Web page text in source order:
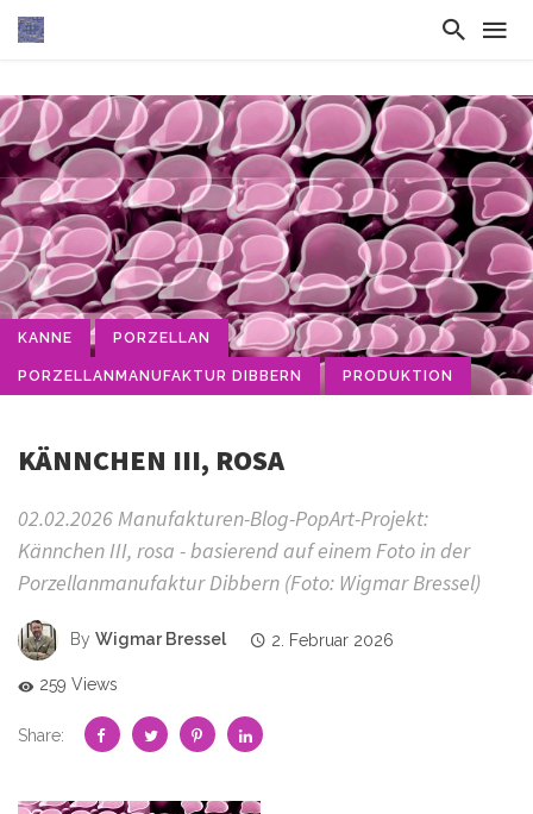
KANNE PORZELLAN
PORZELLANMANUFAKTUR DIBBERN PRODUKTION
KÄNNCHEN III, ROSA
02.02.2026 Manufakturen-Blog-PopArt-Projekt:
Kännchen III, rosa - basierend auf einem Foto in der
Porzellanmanufaktur Dibbern (Foto: Wigmar Bressel)
By Wigmar Bressel 2. Februar 2026
259 Views
Share: